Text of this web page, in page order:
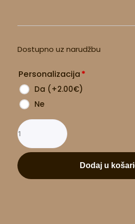
Dostupno uz narudžbu
Personalizacija*
Da (+2.00€)
Ne
od
količina
Dodaj u